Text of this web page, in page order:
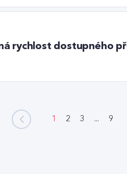
rychlost dostupného
1 2 3 ... 9